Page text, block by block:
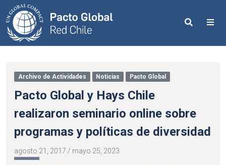
Search
Archivo de Actividades Noticias Pacto Global
Pacto Global y Hays Chile
realizaron seminario online sobre
programas y políticas de diversidad
agosto 21, 2017 / mayo 25, 2023